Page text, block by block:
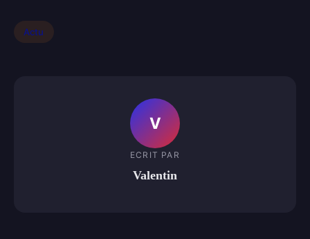
Actu
V
ECRIT PAR
Valentin